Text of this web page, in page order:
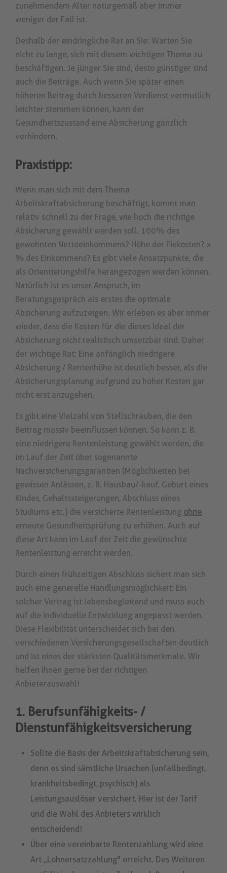
zunehmendem Alter naturgemäß aber immer
weniger der Fall ist.
Deshalb der eindringliche Rat an Sie: Warten Sie
nicht zu lange, sich mit diesem wichtigen Thema zu
beschäftigen. Je jünger Sie sind, desto günstiger sind
auch die Beiträge. Auch wenn Sie später einen
höheren Beitrag durch besseren Verdienst vermutlich
leichter stemmen können, kann der
Gesundheitszustand eine Absicherung gänzlich
verhindern.
Praxistipp:
Wenn man sich mit dem Thema
Arbeitskraftabsicherung beschäftigt, kommt man
relativ schnell zu der Frage, wie hoch die richtige
Absicherung gewählt werden soll. 100% des
gewohnten Nettoeinkommens? Höhe der Fixkosten? x
% des Einkommens? Es gibt viele Ansatzpunkte, die
als Orientierungshilfe herangezogen werden können.
Natürlich ist es unser Anspruch, im
Beratungsgespräch als erstes die optimale
Absicherung aufzuzeigen. Wir erleben es aber immer
wieder, dass die Kosten für die dieses Ideal der
Absicherung nicht realistisch umsetzbar sind. Daher
der wichtige Rat: Eine anfänglich niedrigere
Absicherung / Rentenhöhe ist deutlich besser, als die
Absicherungsplanung aufgrund zu hoher Kosten gar
nicht erst anzugehen.
Es gibt eine Vielzahl von Stellschrauben, die den
Beitrag massiv beeinflussen können. So kann z. B.
eine niedrigere Rentenleistung gewählt werden, die
im Lauf der Zeit über sogenannte
Nachversicherungsgarantien (Möglichkeiten bei
gewissen Anlässen, z. B. Hausbau/-kauf, Geburt eines
Kindes, Gehaltssteigerungen, Abschluss eines
Studiums etc.) die versicherte Rentenleistung ohne
erneute Gesundheitsprüfung zu erhöhen. Auch auf
diese Art kann im Lauf der Zeit die gewünschte
Rentenleistung erreicht werden.
Durch einen frühzeitigen Abschluss sichert man sich
auch eine generelle Handlungsmöglichkeit: Ein
solcher Vertrag ist lebensbegleitend und muss auch
auf die individuelle Entwicklung angepasst werden.
Diese Flexibilität unterscheidet sich bei den
verschiedenen Versicherungsgesellschaften deutlich
und ist eines der stärksten Qualitätsmerkmale. Wir
helfen Ihnen gerne bei der richtigen
Anbieterauswahl!
1. Berufsunfähigkeits- /
Dienstunfähigkeitsversicherung
Sollte die Basis der Arbeitskraftabsicherung sein,
denn es sind sämtliche Ursachen (unfallbedingt,
krankheitsbedingt, psychisch) als
Leistungsauslöser versichert. Hier ist der Tarif
und die Wahl des Anbieters wirklich
entscheidend!
Über eine vereinbarte Rentenzahlung wird eine
Art „Lohnersatzzahlung" erreicht. Des Weiteren